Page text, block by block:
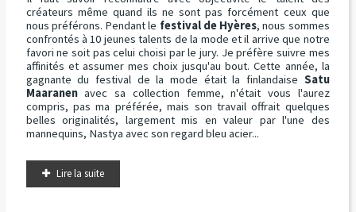
créateurs même quand ils ne sont pas forcément ceux que
nous préférons. Pendant le festival de Hyères, nous sommes
confrontés à 10 jeunes talents de la mode et il arrive que notre
favori ne soit pas celui choisi par le jury. Je préfère suivre mes
affinités et assumer mes choix jusqu'au bout. Cette année, la
gagnante du festival de la mode était la finlandaise Satu
Maaranenavec sa collection femme, n'était vous l'aurez
compris, pas ma préférée, mais son travail offrait quelques
belles originalités, largement mis en valeur par l'une des
mannequins, Nastya avec son regard bleu acier...
Lire la suite